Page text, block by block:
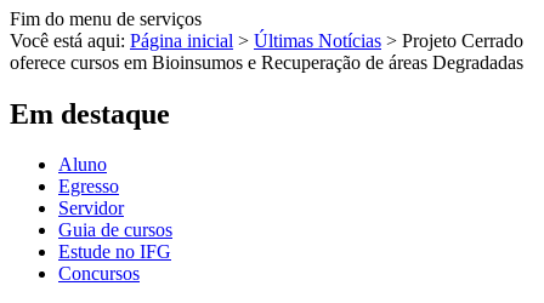
Fim do menu de serviços
Você está aqui: Página inicial > Últimas Notícias > Projeto Cerrado
oferece cursos em Bioinsumos e Recuperação de áreas Degradadas
Em destaque
Aluno
Egresso
Servidor
Guia de cursos
Estude no IFG
Concursos